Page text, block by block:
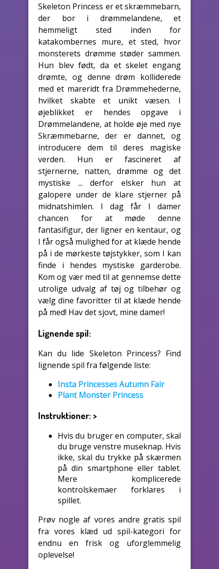
Skeleton Princess er et skræmmebarn,
der bor i drømmelandene, et
hemmeligt sted inden for
katakombernes mure, et sted, hvor
monsterets drømme støder sammen.
Hun blev født, da et skelet engang
drømte, og denne drøm kolliderede
med et mareridt fra Drømmehederne,
hvilket skabte et unikt væsen. I
øjeblikket er hendes opgave i
Drømmelandene, at holde øje med nye
Skræmmebarne, der er dannet, og
introducere dem til deres magiske
verden. Hun er fascineret af
stjernerne, natten, drømme og det
mystiske ... derfor elsker hun at
galopere under de klare stjerner på
midnatshimlen. I dag får I damer
chancen for at møde denne
fantasifigur, der ligner en kentaur, og
I får også mulighed for at klæde hende
på i de mørkeste tøjstykker, som I kan
finde i hendes mystiske garderobe.
Kom og vær med til at gennemse dette
utrolige udvalg af tøj og tilbehør og
vælg dine favoritter til at klæde hende
på med! Hav det sjovt, mine damer!
Lignende spil:
Kan du lide Skeleton Princess? Find
lignende spil fra følgende liste:
Insta Princesses Autumn Fair
Plant Monster Princess
Instruktioner: >
Hvis du bruger en computer, skal
du bruge venstre museknap. Hvis
ikke, skal du trykke på skærmen
på din smartphone eller tablet.
Mere komplicerede
kontrolskemaer forklares i
spillet.
Prøv nogle af vores andre gratis spil
fra vores klæd ud spil-kategori for
endnu en frisk og uforglemmelig
oplevelse!